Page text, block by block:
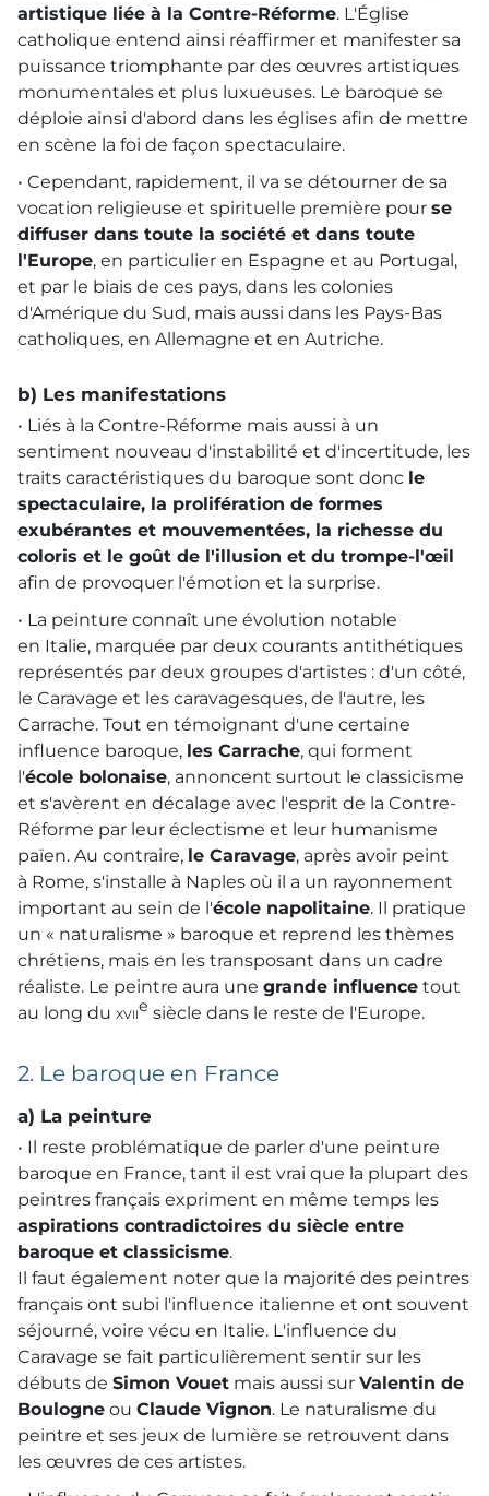
artistique liée à la Contre-Réforme. L'Église
catholique entend ainsi réaffirmer et manifester sa
puissance triomphante par des œuvres artistiques
monumentales et plus luxueuses. Le baroque se
déploie ainsi d'abord dans les églises afin de mettre
en scène la foi de façon spectaculaire.
• Cependant, rapidement, il va se détourner de sa
vocation religieuse et spirituelle première pour se
diffuser dans toute la société et dans toute
l'Europe, en particulier en Espagne et au Portugal,
et par le biais de ces pays, dans les colonies
d'Amérique du Sud, mais aussi dans les Pays-Bas
catholiques, en Allemagne et en Autriche.
b) Les manifestations
• Liés à la Contre-Réforme mais aussi à un
sentiment nouveau d'instabilité et d'incertitude, les
traits caractéristiques du baroque sont donc le
spectaculaire, la prolifération de formes
exubérantes et mouvementées, la richesse du
coloris et le goût de l'illusion et du trompe-l'œil
afin de provoquer l'émotion et la surprise.
• La peinture connaît une évolution notable
en Italie, marquée par deux courants antithétiques
représentés par deux groupes d'artistes : d'un côté,
le Caravage et les caravagesques, de l'autre, les
Carrache. Tout en témoignant d'une certaine
influence baroque, les Carrache, qui forment
l'école bolonaise, annoncent surtout le classicisme
et s'avèrent en décalage avec l'esprit de la Contre-
Réforme par leur éclectisme et leur humanisme
païen. Au contraire, le Caravage, après avoir peint
à Rome, s'installe à Naples où il a un rayonnement
important au sein de l'école napolitaine. Il pratique
un « naturalisme » baroque et reprend les thèmes
chrétiens, mais en les transposant dans un cadre
réaliste. Le peintre aura une grande influence tout
au long du xviie siècle dans le reste de l'Europe.
2. Le baroque en France
a) La peinture
• Il reste problématique de parler d'une peinture
baroque en France, tant il est vrai que la plupart des
peintres français expriment en même temps les
aspirations contradictoires du siècle entre
baroque et classicisme.
Il faut également noter que la majorité des peintres
français ont subi l'influence italienne et ont souvent
séjourné, voire vécu en Italie. L'influence du
Caravage se fait particulièrement sentir sur les
débuts de Simon Vouet mais aussi sur Valentin de
Boulogne ou Claude Vignon. Le naturalisme du
peintre et ses jeux de lumière se retrouvent dans
les œuvres de ces artistes.